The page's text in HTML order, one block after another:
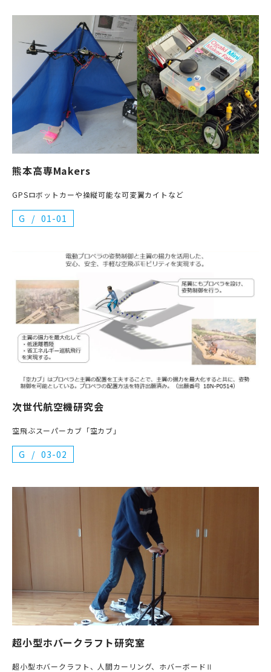
熊本高専Makers
GPSロボットカーや操縦可能な可変翼カイトなど
G 01-01
次世代航空機研究会
空飛ぶスーパーカブ「空カブ」
G 03-02
超小型ホバークラフト研究室
超小型ホバークラフト、人間カーリング、ホバーボードⅡ